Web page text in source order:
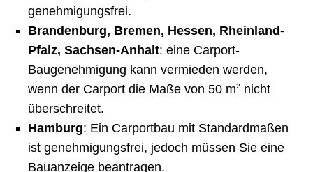
genehmigungsfrei.
Brandenburg, Bremen, Hessen, Rheinland-
Pfalz, Sachsen-Anhalt: eine Carport-
Baugenehmigung kann vermieden werden,
wenn der Carport die Maße von 50 m2
nicht
überschreitet.
Hamburg: Ein Carportbau mit Standardmaßen
ist genehmigungsfrei, jedoch müssen Sie eine
Bauanzeige beantragen.